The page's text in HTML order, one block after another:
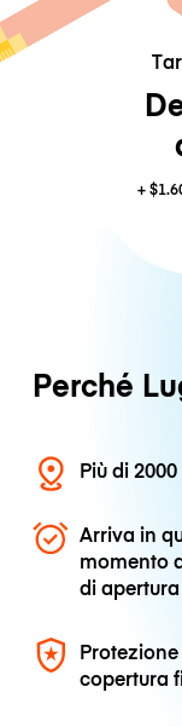
+
Perché
Più di
Arriva in
momento
di apertura
copertura